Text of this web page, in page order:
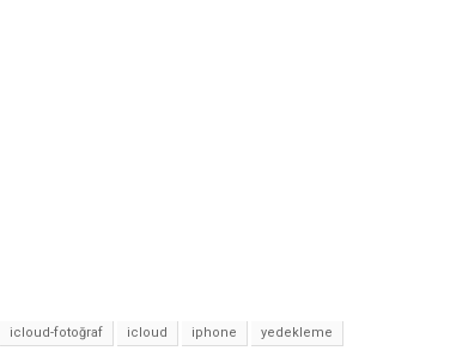
icloud-fotoğraf icloud iphone yedekleme